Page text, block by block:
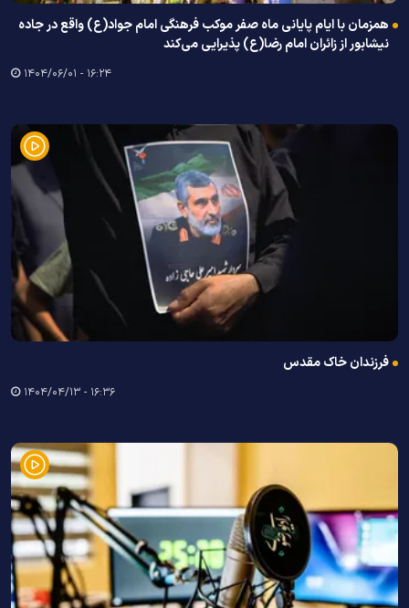
همزمان با ایام پایانی ماه صفر موکب فرهنگی امام جواد(ع) واقع در جاده
نیشابور از زائران امام رضا(ع) پذیرایی می‌کند
۱۶:۲۴ - ۱۴۰۴/۰۶/۰۱
فرزندان خاک مقدس
۱۶:۳۶ - ۱۴۰۴/۰۴/۱۳